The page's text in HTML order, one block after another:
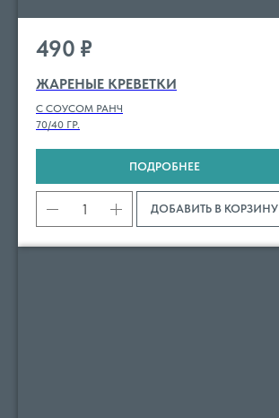
490 ₽
ЖАРЕНЫЕ КРЕВЕТКИ
С СОУСОМ РАНЧ
70/40 ГР.
ПОДРОБНЕЕ
ДОБАВИТЬ В КОРЗИНУ